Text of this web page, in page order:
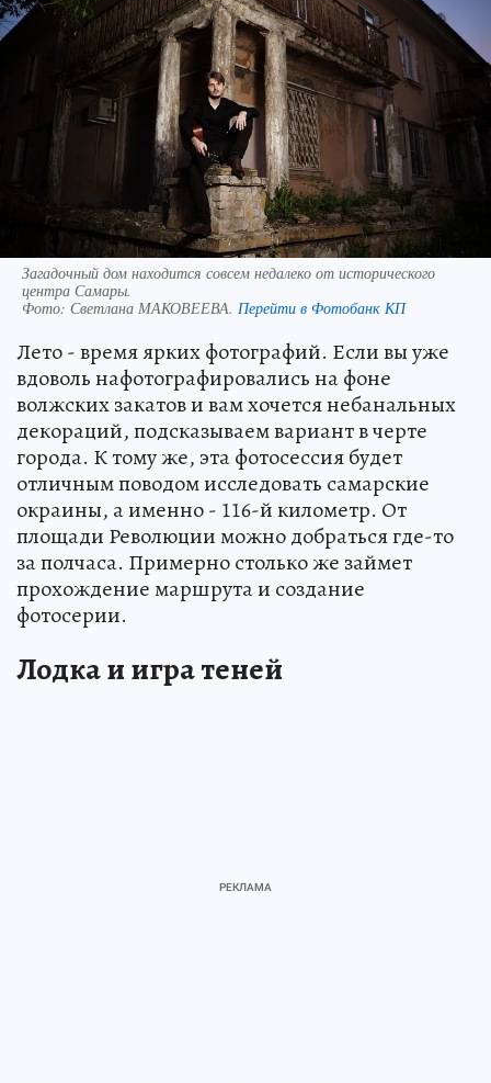
Загадочный дом находится совсем недалеко от исторического
центра Самары.
Фото: Светлана МАКОВЕЕВА. Перейти в Фотобанк КП
Лето - время ярких фотографий. Если вы уже
вдоволь нафотографировались на фоне
волжских закатов и вам хочется небанальных
декораций, подсказываем вариант в черте
города. К тому же, эта фотосессия будет
отличным поводом исследовать самарские
окраины, а именно - 116-й километр. От
площади Революции можно добраться где-то
за полчаса. Примерно столько же займет
прохождение маршрута и создание
фотосерии.
Лодка и игра теней